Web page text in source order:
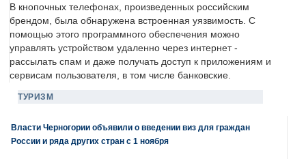
В кнопочных телефонах, произведенных российским
брендом, была обнаружена встроенная уязвимость. С
помощью этого программного обеспечения можно
управлять устройством удаленно через интернет -
рассылать спам и даже получать доступ к приложениям и
сервисам пользователя, в том числе банковские.
ТУРИЗМ
Власти Черногории объявили о введении виз для граждан
России и ряда других стран с 1 ноября